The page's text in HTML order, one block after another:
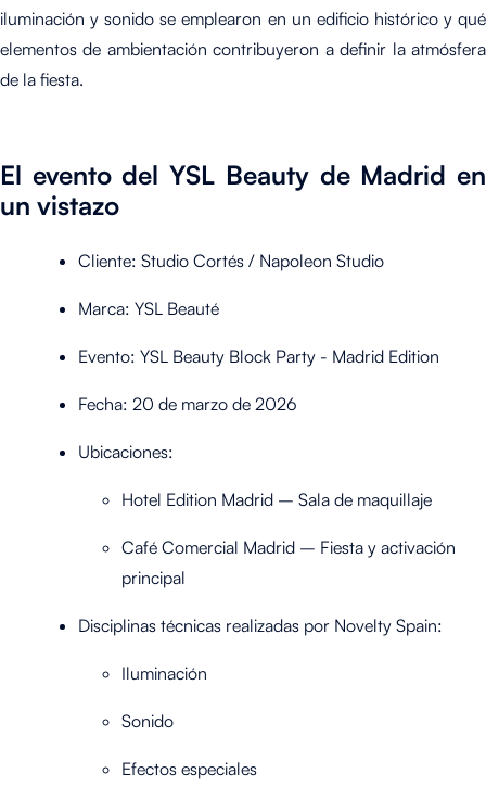
iluminación y sonido se emplearon en un edificio histórico y qué
elementos de ambientación contribuyeron a definir la atmósfera
de la fiesta.
El evento del YSL Beauty de Madrid en
un vistazo
Cliente: Studio Cortés / Napoleon Studio
Marca: YSL Beauté
Evento: YSL Beauty Block Party - Madrid Edition
Fecha: 20 de marzo de 2026
Ubicaciones:
Hotel Edition Madrid – Sala de maquillaje
Café Comercial Madrid – Fiesta y activación
principal
Disciplinas técnicas realizadas por Novelty Spain:
Iluminación
Sonido
Efectos especiales